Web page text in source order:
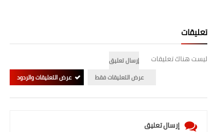
المرحلة الاعدادية
تعليقات
ليست هناك تعليقات
إرسال تعليق
عرض التعليقات فقط
عرض التعليقات والردود
إرسال تعليق